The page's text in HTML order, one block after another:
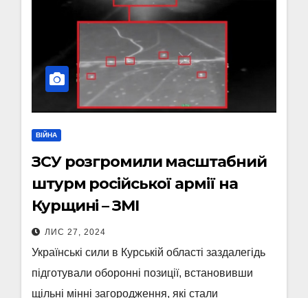
ВІЙНА
ЗСУ розгромили масштабний
штурм російської армії на
Курщині – ЗМІ
ЛИС 27, 2024
Українські сили в Курській області заздалегідь
підготували оборонні позиції, встановивши
щільні мінні загородження, які стали